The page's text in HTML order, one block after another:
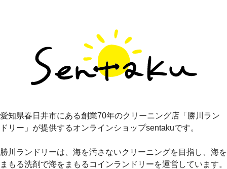
愛知県春日井市にある創業70年のクリーニング店「勝川ラン
ドリー」が提供するオンラインショップsentakuです。
勝川ランドリーは、海を汚さないクリーニングを目指し、海を
まもる洗剤で海をまもるコインランドリーを運営しています。